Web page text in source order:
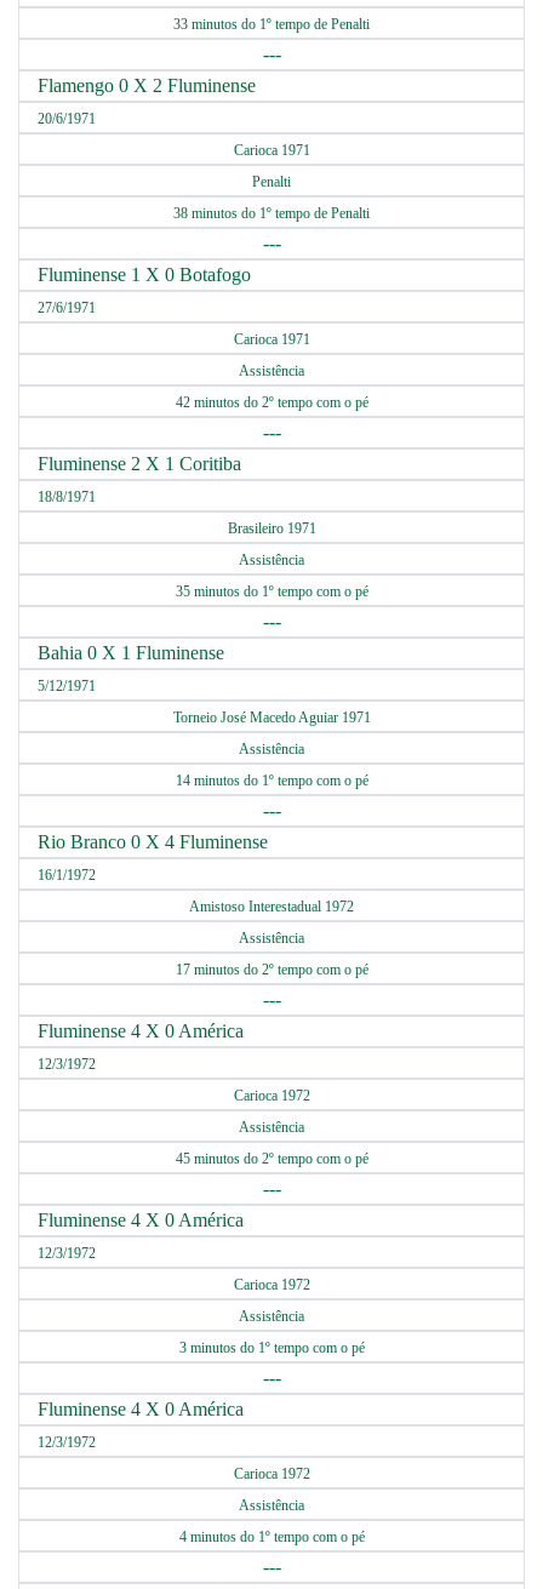
33 minutos do 1º tempo de Penalti
---
Flamengo 0 X 2 Fluminense
20/6/1971
Carioca 1971
Penalti
38 minutos do 1º tempo de Penalti
---
Fluminense 1 X 0 Botafogo
27/6/1971
Carioca 1971
Assistência
42 minutos do 2º tempo com o pé
---
Fluminense 2 X 1 Coritiba
18/8/1971
Brasileiro 1971
Assistência
35 minutos do 1º tempo com o pé
---
Bahia 0 X 1 Fluminense
5/12/1971
Torneio José Macedo Aguiar 1971
Assistência
14 minutos do 1º tempo com o pé
---
Rio Branco 0 X 4 Fluminense
16/1/1972
Amistoso Interestadual 1972
Assistência
17 minutos do 2º tempo com o pé
---
Fluminense 4 X 0 América
12/3/1972
Carioca 1972
Assistência
45 minutos do 2º tempo com o pé
---
Fluminense 4 X 0 América
12/3/1972
Carioca 1972
Assistência
3 minutos do 1º tempo com o pé
---
Fluminense 4 X 0 América
12/3/1972
Carioca 1972
Assistência
4 minutos do 1º tempo com o pé
---